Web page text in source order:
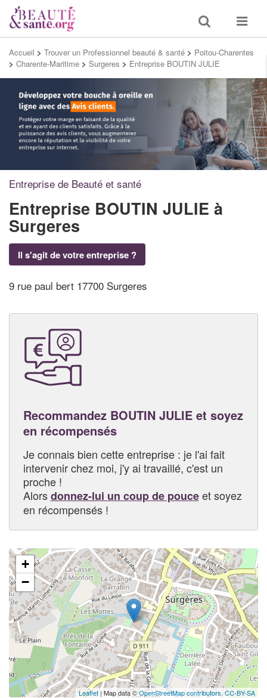
Toggle
search
Toggle
Accueil > Trouver un Professionnel beauté & santé > Poitou-Charentes
> Charente-Maritime > Surgeres > Entreprise BOUTIN JULIE
Entreprise de Beauté et santé
Entreprise BOUTIN JULIE à
Surgeres
Il s'agit de votre entreprise ?
9 rue paul bert 17700 Surgeres
Recommandez BOUTIN JULIE et soyez
en récompensés
Je connais bien cette entreprise : je l'ai fait
intervenir chez moi, j'y ai travaillé, c'est un
proche !
Alorsdonnez-lui un coup de pouceet soyez
en récompensés !
+
−
Leaflet| Map data ©OpenStreetMap contributors,CC-BY-SA